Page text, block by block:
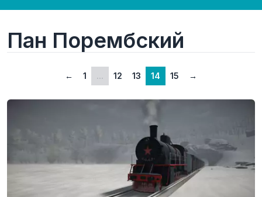
Пан Порембский
← 1 ... 12 13 14 15 →